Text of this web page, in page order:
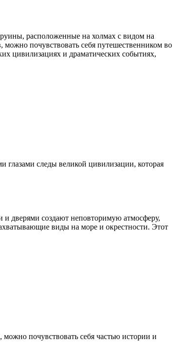
расположенные на холмах с видом на
можно почувствовать себя путешественником во
цивилизациях и драматических событиях,
глазами следы великой цивилизации, которая
дверями создают неповторимую атмосферу,
виды на море и окрестности. Этот
почувствовать себя частью истории и